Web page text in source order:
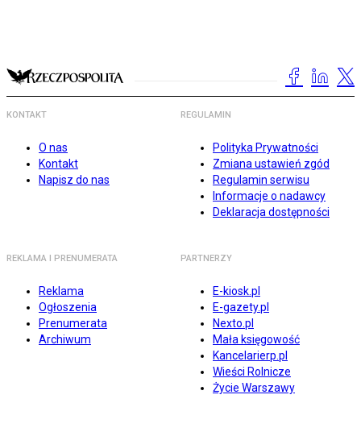
KONTAKT
O nas
Kontakt
Napisz do nas
REGULAMIN
Polityka Prywatności
Zmiana ustawień zgód
Regulamin serwisu
Informacje o nadawcy
Deklaracja dostępności
REKLAMA I PRENUMERATA
Reklama
Ogłoszenia
Prenumerata
Archiwum
PARTNERZY
E-kiosk.pl
E-gazety.pl
Nexto.pl
Mała księgowość
Kancelarierp.pl
Wieści Rolnicze
Życie Warszawy